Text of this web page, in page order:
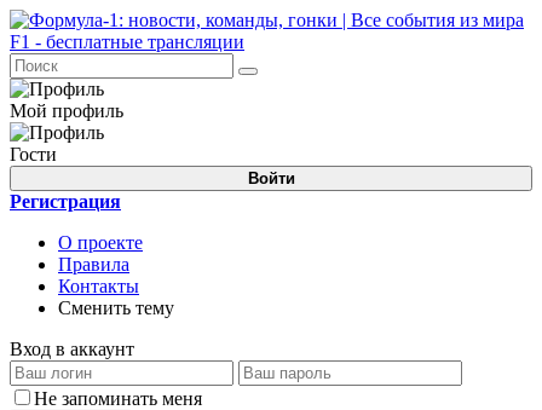
Мой профиль
Гости
Войти
Регистрация
О проекте
Правила
Контакты
Сменить тему
Вход в аккаунт
Не запоминать меня